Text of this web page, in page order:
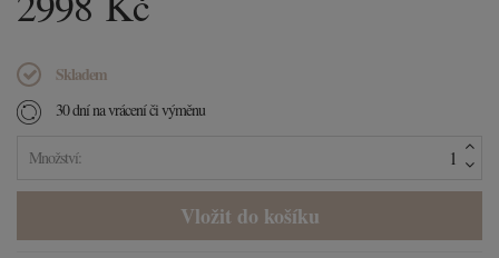
Skladem
30 dní na vrácení či výměnu
Množství: